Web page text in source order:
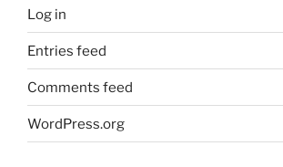
Log in
Entries feed
Comments feed
WordPress.org